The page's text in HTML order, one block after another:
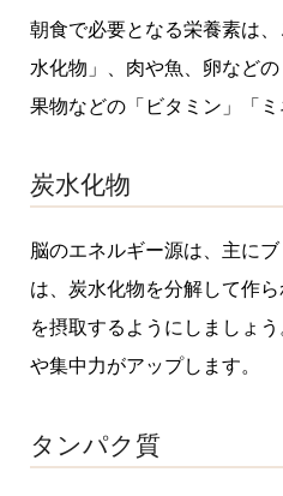
朝食で必要となる栄養素は
水化物」、肉や魚、卵など
果物などの「ビタミン」「ミ
炭水化物
脳のエネルギー源は、主に
は、炭水化物を分解して作
を摂取するようにしましょ
や集中力がアップします。
タンパク質